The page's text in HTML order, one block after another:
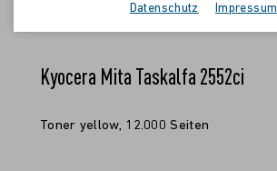
Kyocera Mita Taskalfa 2552ci
Toner yellow, 12.000 Seiten
Datenschutz Impressum